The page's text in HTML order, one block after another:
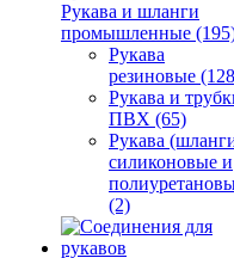
Рукава и шланги
промышленные
Рукава
резиновые
Рукава и
ПВХ (65)
Рукава
силиконовые и
(2)